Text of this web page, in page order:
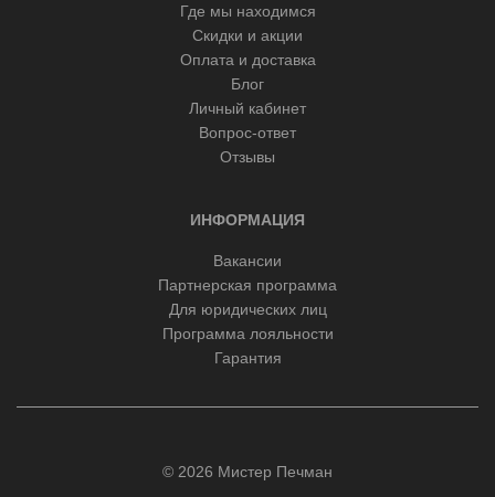
Где мы находимся
Скидки и акции
Оплата и доставка
Блог
Личный кабинет
Вопрос-ответ
Отзывы
ИНФОРМАЦИЯ
Вакансии
Партнерская программа
Для юридических лиц
Программа лояльности
Гарантия
© 2026 Мистер Печман